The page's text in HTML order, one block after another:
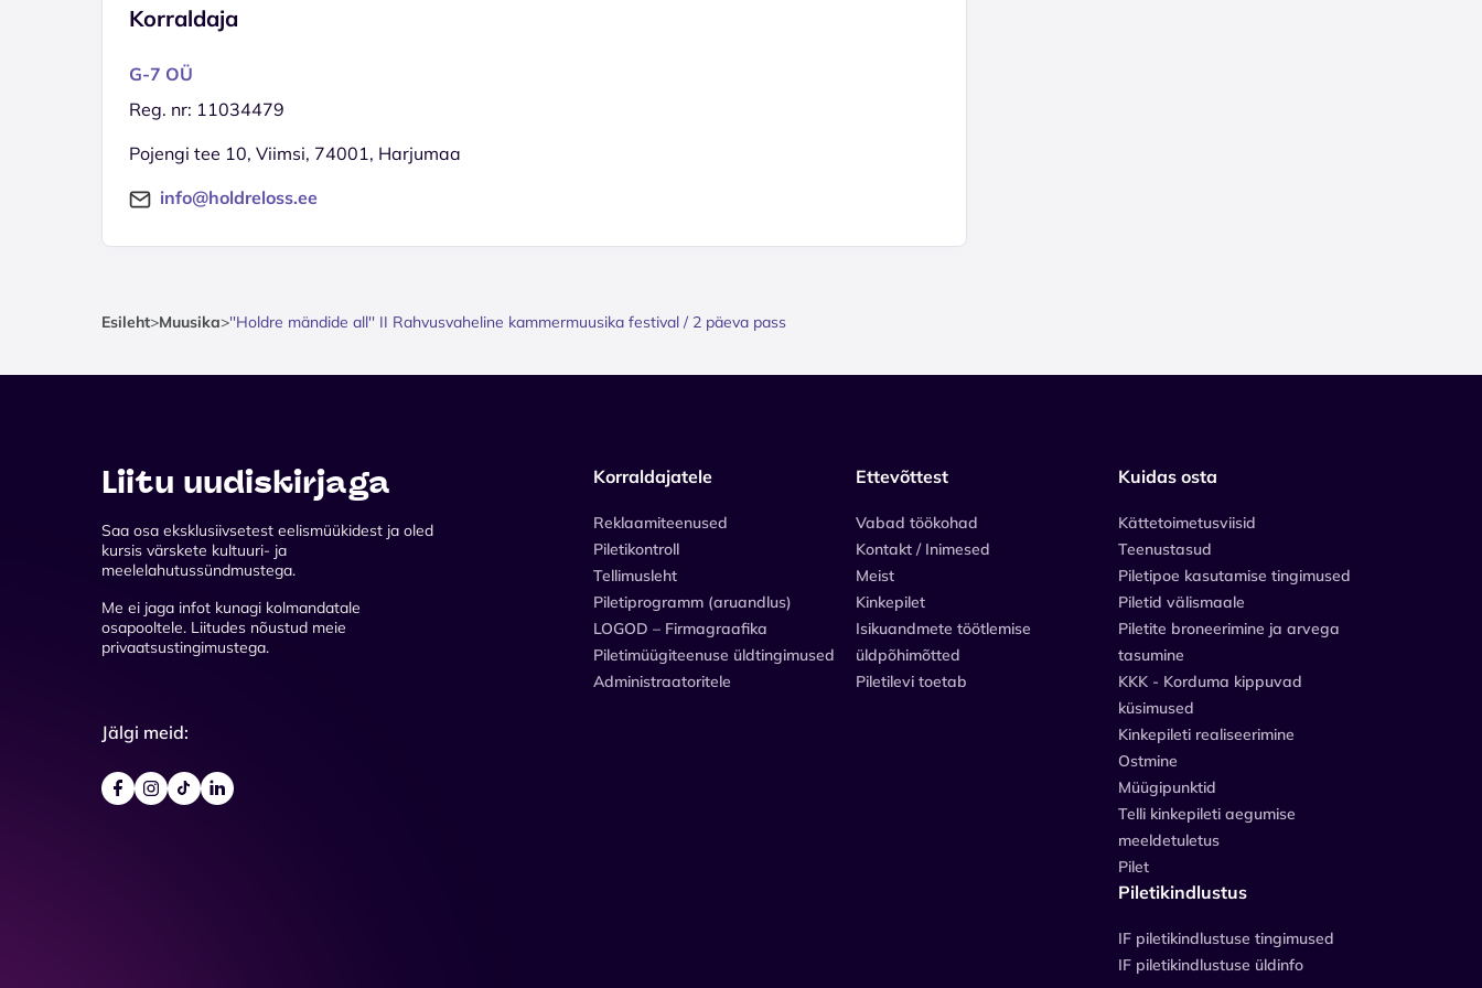
Korraldaja
G-7 OÜ
Reg. nr: 11034479
Pojengi tee 10, Viimsi, 74001, Harjumaa
info@holdreloss.ee
Esileht>Muusika>''Holdre mändide all'' II Rahvusvaheline kammermuusika festival / 2 päeva pass
Liitu uudiskirjaga
Saa osa eksklusiivsetest eelismüükidest ja oled
kursis värskete kultuuri- ja
meelelahutussündmustega.
Me ei jaga infot kunagi kolmandatale
osapooltele. Liitudes nõustud meie
privaatsustingimustega.
Jälgi meid:
Korraldajatele
Reklaamiteenused
Piletikontroll
Tellimusleht
Piletiprogramm (aruandlus)
LOGOD – Firmagraafika
Piletimüügiteenuse üldtingimused
Administraatoritele
Ettevõttest
Vabad töökohad
Kontakt / Inimesed
Meist
Kinkepilet
Isikuandmete töötlemise
üldpõhimõtted
Piletilevi toetab
Kuidas osta
Kättetoimetusviisid
Teenustasud
Piletipoe kasutamise tingimused
Piletid välismaale
Piletite broneerimine ja arvega
tasumine
KKK - Korduma kippuvad
küsimused
Kinkepileti realiseerimine
Ostmine
Müügipunktid
Telli kinkepileti aegumise
meeldetuletus
Pilet
Piletikindlustus
IF piletikindlustuse tingimused
IF piletikindlustuse üldinfo